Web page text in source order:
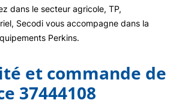
dans le secteur agricole, TP,
Secodi vous accompagne dans la
Perkins.
et commande de
37444108